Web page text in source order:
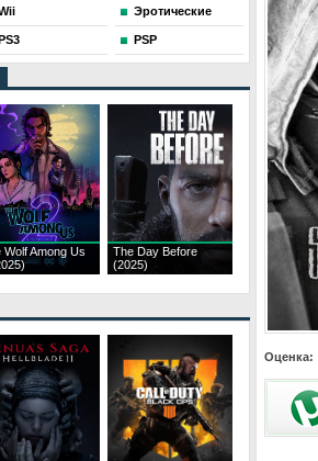
Эротические
PSP
Wolf Among Us
The Day Before
(2025)
Оценка: